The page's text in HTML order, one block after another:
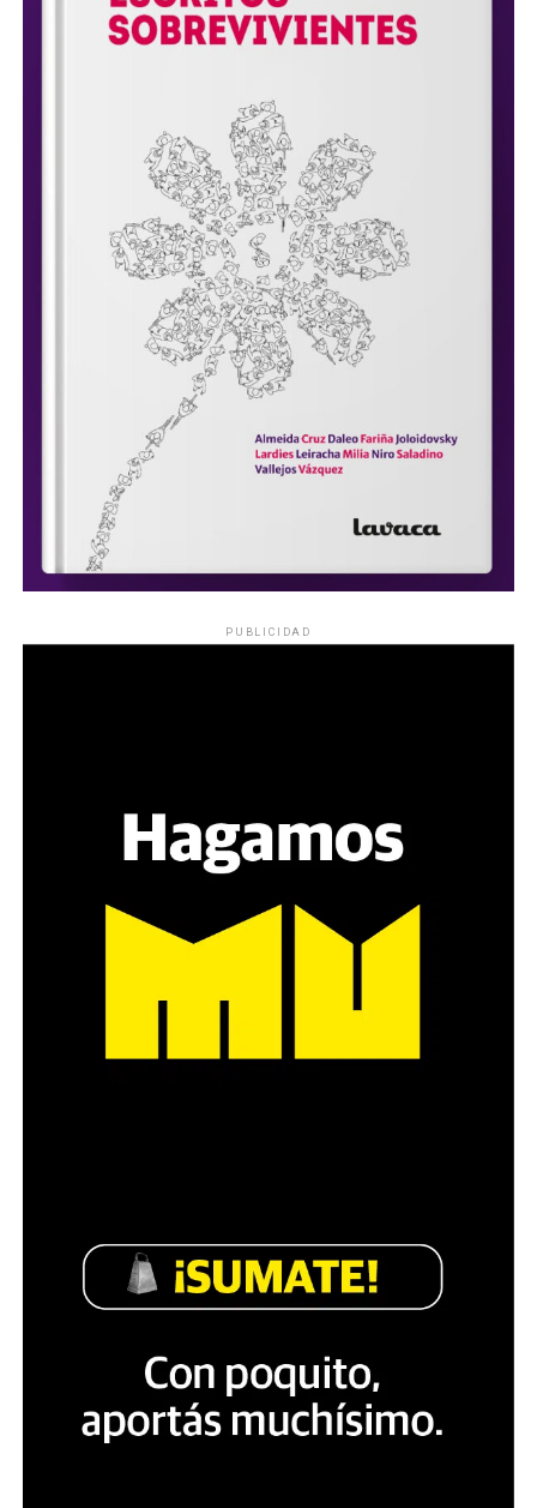
PUBLICIDAD